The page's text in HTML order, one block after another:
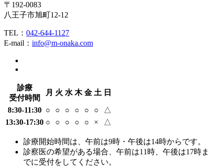
〒192-0083
八王子市旭町12-12
TEL： 042-644-1127
E-mail： info@m-onaka.com
診療
受付時間
月 火 水 木 金 土 日
8:30-11:30 ○ ○ ○ ○ ○ ○
△
13:30-17:30 ○ ○ ○ ○ ○ × △
診療開始時間は、午前は9時・午後は14時からです。
診察医の希望がある場合、午前は11時、午後は17時ま
でに受付をしてください。